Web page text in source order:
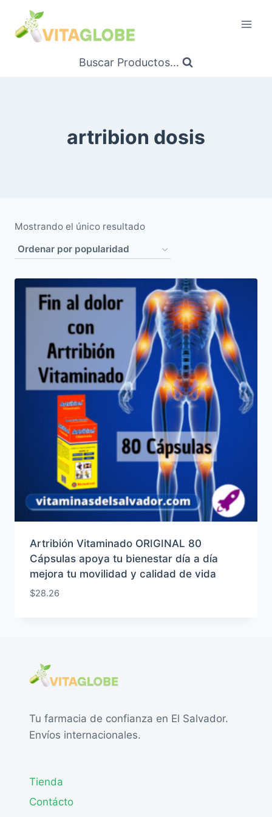
Contenido
Buscar Productos...
artribion dosis
Mostrando el único resultado
Artribión Vitaminado ORIGINAL 80
Cápsulas apoya tu bienestar día a día
mejora tu movilidad y calidad de vida
$28.26
Tu farmacia de confianza en El Salvador.
Envíos internacionales.
Tienda
Contácto